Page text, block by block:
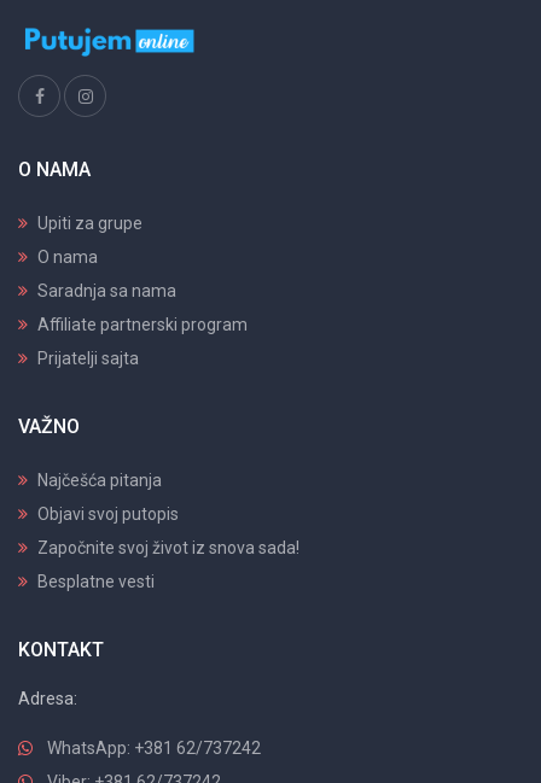
O NAMA
Upiti za grupe
O nama
Saradnja sa nama
Affiliate partnerski program
Prijatelji sajta
VAŽNO
Najčešća pitanja
Objavi svoj putopis
Započnite svoj život iz snova sada!
Besplatne vesti
KONTAKT
Adresa:
WhatsApp: +381 62/737242